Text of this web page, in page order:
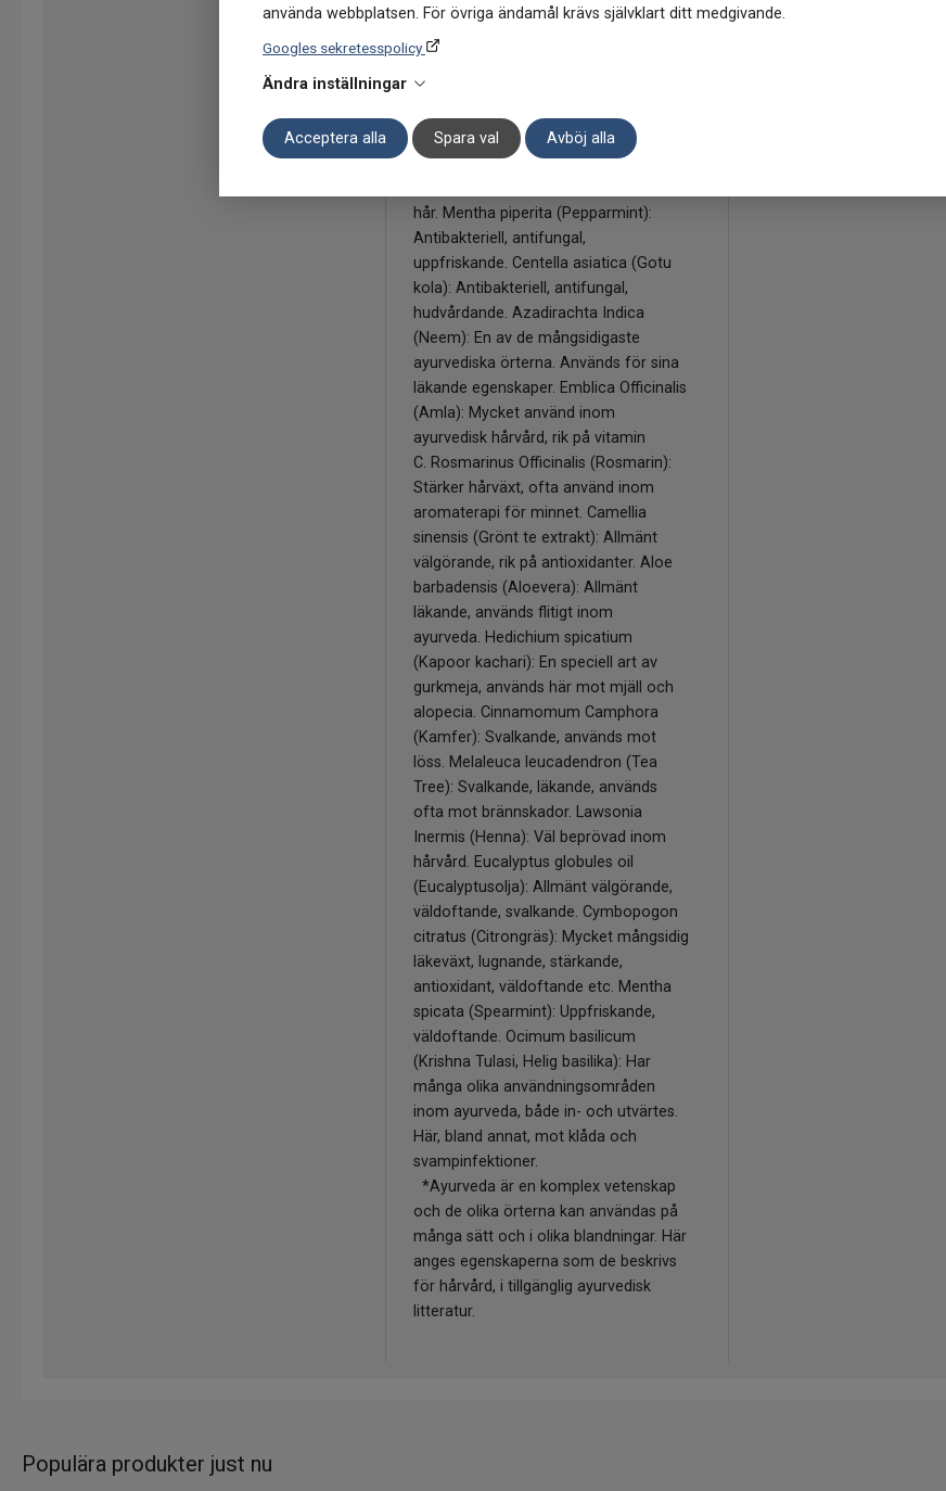
använda webbplatsen. För övriga ändamål krävs självklart ditt medgivande.
Googles sekretesspolicy
Ändra inställningar
Acceptera alla Spara val Avböj alla
antioxidanter, fettsyror och vitamin A,
D och E, naturligt skydd mot UV-
(Vetegroddsolja): Rik på vitamin E
lipider. Eclipta alba (Bhringraj):
Traditionellt mycket använd inom
hår. Mentha piperita (Pepparmint):
Antibakteriell, antifungal,
uppfriskande. Centella asiatica (Gotu
kola): Antibakteriell, antifungal,
hudvårdande. Azadirachta Indica
(Neem): En av de mångsidigaste
ayurvediska örterna. Används för sina
läkande egenskaper. Emblica Officinalis
(Amla): Mycket använd inom
ayurvedisk hårvård, rik på vitamin
C. Rosmarinus Officinalis (Rosmarin):
Stärker hårväxt, ofta använd inom
aromaterapi för minnet. Camellia
sinensis (Grönt te extrakt): Allmänt
välgörande, rik på antioxidanter. Aloe
barbadensis (Aloevera): Allmänt
läkande, används flitigt inom
ayurveda. Hedichium spicatium
(Kapoor kachari): En speciell art av
gurkmeja, används här mot mjäll och
alopecia. Cinnamomum Camphora
(Kamfer): Svalkande, används mot
löss. Melaleuca leucadendron (Tea
Tree): Svalkande, läkande, används
ofta mot brännskador. Lawsonia
Inermis (Henna): Väl beprövad inom
hårvård. Eucalyptus globules oil
(Eucalyptusolja): Allmänt välgörande,
väldoftande, svalkande. Cymbopogon
citratus (Citrongräs): Mycket mångsidig
läkeväxt, lugnande, stärkande,
antioxidant, väldoftande etc. Mentha
spicata (Spearmint): Uppfriskande,
väldoftande. Ocimum basilicum
(Krishna Tulasi, Helig basilika): Har
många olika användningsområden
inom ayurveda, både in- och utvärtes.
Här, bland annat, mot klåda och
svampinfektioner.
*Ayurveda är en komplex vetenskap
och de olika örterna kan användas på
många sätt och i olika blandningar. Här
anges egenskaperna som de beskrivs
för hårvård, i tillgänglig ayurvedisk
litteratur.
Populära produkter just nu